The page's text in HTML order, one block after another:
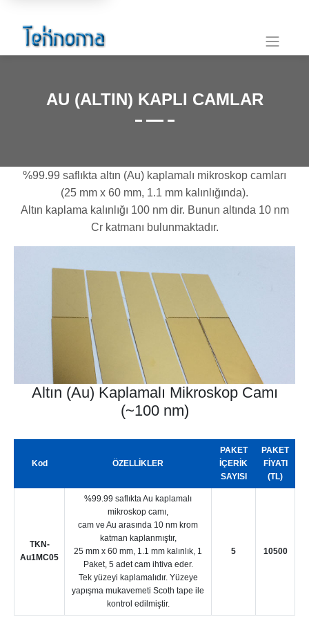
AU (ALTIN) KAPLI CAMLAR
%99.99 saflıkta altın (Au) kaplamalı mikroskop camları
(25 mm x 60 mm, 1.1 mm kalınlığında).
Altın kaplama kalınlığı 100 nm dir. Bunun altında 10 nm
Cr katmanı bulunmaktadır.
Altın (Au) Kaplamalı Mikroskop Camı
(~100 nm)
Kod ÖZELLİKLER
PAKET
İÇERİK
SAYISI
PAKET
FİYATI
(TL)
TKN-
Au1MC05
%99.99 saflıkta Au kaplamalı
mikroskop camı,
cam ve Au arasında 10 nm krom
katman kaplanmıştır,
25 mm x 60 mm, 1.1 mm kalınlık, 1
Paket, 5 adet cam ihtiva eder.
Tek yüzeyi kaplamalıdır. Yüzeye
yapışma mukavemeti Scoth tape ile
kontrol edilmiştir.
5 10500